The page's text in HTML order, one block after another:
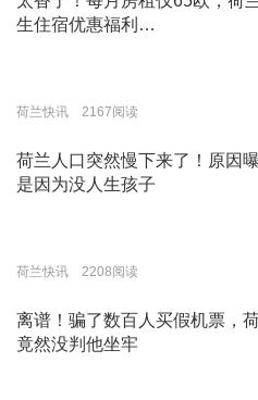
生住宿优惠福利…
荷兰快讯 2167阅读
荷兰人口突然慢下来了！原因
是因为没人生孩子
荷兰快讯 2208阅读
离谱！骗了数百人买假机票，
竟然没判他坐牢